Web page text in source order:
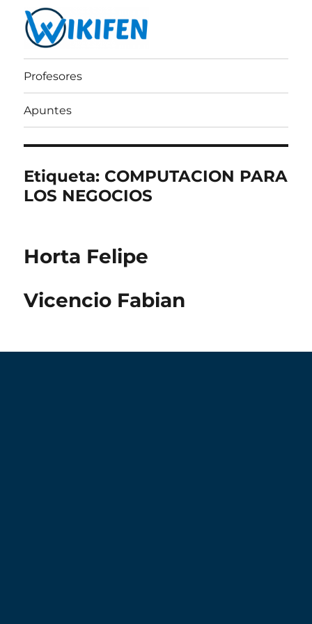
Wikifen
Profesores
Apuntes
Etiqueta: COMPUTACION PARA
LOS NEGOCIOS
Horta Felipe
Vicencio Fabian